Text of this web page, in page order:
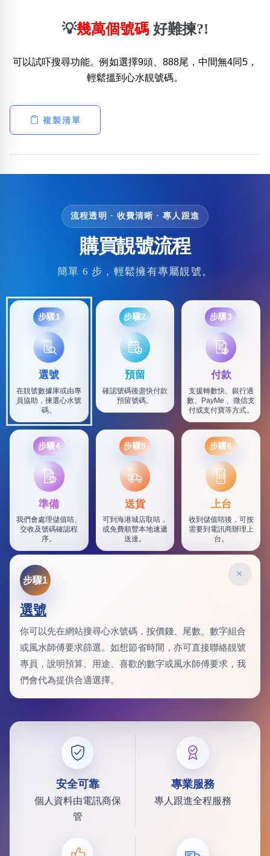
💡幾萬個號碼 好難揀?!
可以試吓搜尋功能。例如選擇9頭、888尾，中間無4同5，
輕鬆搵到心水靚號碼。
複製清單
流程透明 · 收費清晰 · 專人跟進
購買靚號流程
簡單 6 步，輕鬆擁有專屬靚號。
步驟1
選號
在靚號數據庫或由專
員協助，揀選心水號
碼。
步驟2
預留
確認號碼後盡快付款
預留號碼。
步驟3
付款
支援轉數快、銀行過
數、PayMe 、微信支
付或支付寶等方式。
步驟4
準備
我們會處理儲值咭、
交收及號碼確認程
序。
步驟5
SF
送貨
可到海港城店取咭，
或免費順豐本地速遞
送達。
步驟6
上台
收到儲值咭後，可按
需要到電訊商辦理上
台。
×
步驟1
選號
你可以先在網站搜尋心水號碼，按價錢、尾數、數字組合
或風水師傅要求篩選。如想節省時間，亦可直接聯絡靚號
專員，說明預算、用途、喜歡的數字或風水師傅要求，我
們會代為提供合適選擇。
安全可靠
個人資料由電訊商保
管
專業服務
專人跟進全程服務